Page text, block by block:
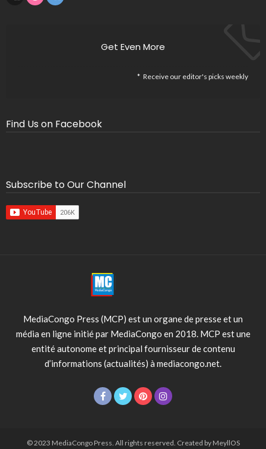
Get Even More
Receive our editor's picks weekly
Find Us on Facebook
Subscribe to Our Channel
MediaCongo Press (MCP) est un organe de presse et un
média en ligne initié par MediaCongo en 2018. MCP est une
entité autonome et principal fournisseur de contenu
d’informations (actualités) à mediacongo.net.
© 2023 MediaCongo Press. All rights reserved. Created by MeyllOS